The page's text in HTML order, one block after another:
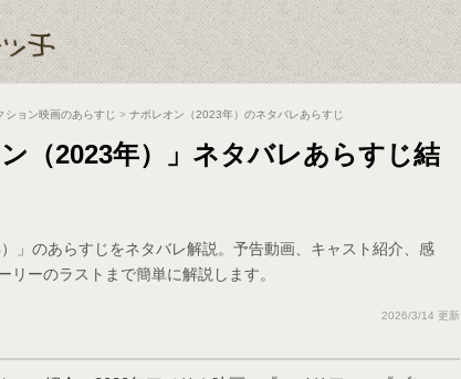
ション映画のあらすじ > ナポレオン（2023年）のネタバレあらすじ
（2023年）」ネタバレあらすじ結
」のあらすじをネタバレ解説。予告動画、キャスト紹介、感
リーのラストまで簡単に解説します。
2026/3/14 更新